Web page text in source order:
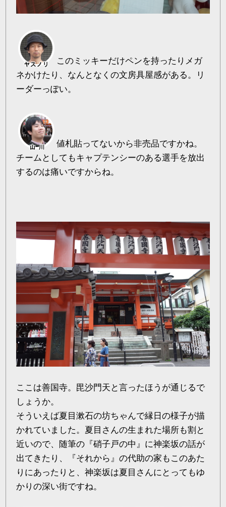
このミッキーだけペンを持ったりメガ
ネかけたり、なんとなくの文房具屋感がある。リ
ーダーっぽい。
値札貼ってないから非売品ですかね。
チームとしてもキャプテンシーのある選手を放出
するのは痛いですからね。
ここは善国寺。毘沙門天と言ったほうが通じるで
しょうか。
そういえば夏目漱石の坊ちゃんで縁日の様子が描
かれていました。夏目さんの生まれた場所も割と
近いので、随筆の『硝子戸の中』に神楽坂の話が
出てきたり、『それから』の代助の家もこのあた
りにあったりと、神楽坂は夏目さんにとってもゆ
かりの深い街ですね。